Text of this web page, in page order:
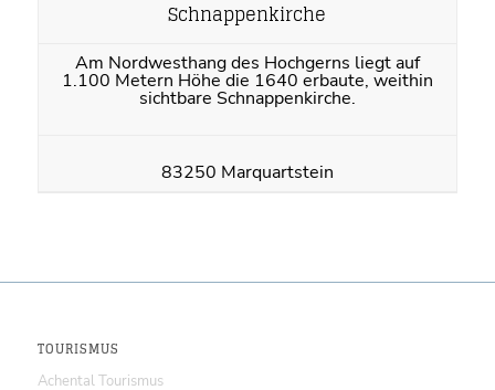
Schnappenkirche
Am Nordwesthang des Hochgerns liegt auf
1.100 Metern Höhe die 1640 erbaute, weithin
sichtbare Schnappenkirche.
83250 Marquartstein
TOURISMUS
Achental Tourismus